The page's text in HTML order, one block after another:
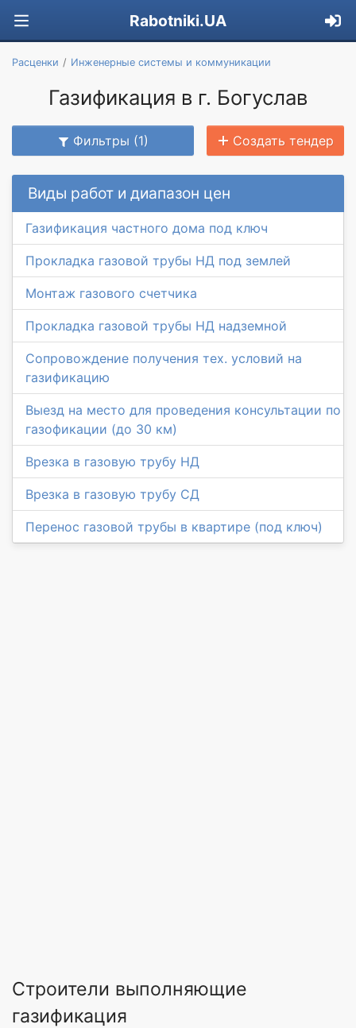
Rabotniki.UA
Расценки Инженерные системы и коммуникации
Газификация в г. Богуслав
Фильтры (1) Создать тендер
Виды работ и диапазон цен
Газификация частного дома под ключ
Прокладка газовой трубы НД под землей
Монтаж газового счетчика
Прокладка газовой трубы НД надземной
Сопровождение получения тех. условий на
газификацию
Выезд на место для проведения консультации по
газофикации (до 30 км)
Врезка в газовую трубу НД
Врезка в газовую трубу СД
Перенос газовой трубы в квартире (под ключ)
Строители выполняющие
газификация